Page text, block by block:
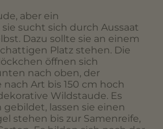
aber ein
sucht sich durch Aussaat
Dazu sollte sie an einem
Platz stehen. Die
öffnen sich
nach oben, der
Art bis 150 cm hoch
Wildstaude. Es
lassen sie einen
stehen bis zur Samenreife,